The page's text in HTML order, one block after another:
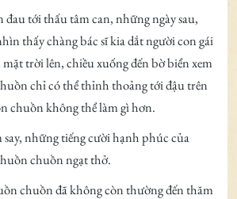
tới thấu tâm can, những ngày sau,
thấy chàng bác sĩ kia dắt người con gái
trời lên, chiều xuống đến bờ biển xem
chỉ có thể thỉnh thoảng tới đậu trên
chuồn không thể làm gì hơn.
những tiếng cười hạnh phúc của
chuồn ngạt thở.
chuồn đã không còn thường đến thăm